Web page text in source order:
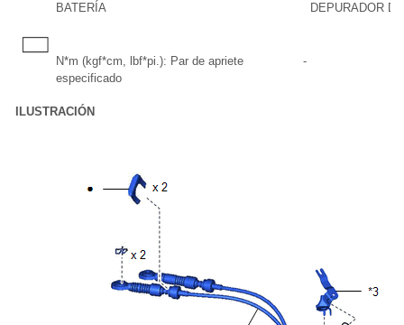
BATERÍA
DEPURADOR
N*m (kgf*cm, lbf*pi.): Par de apriete
especificado
-
ILUSTRACIÓN